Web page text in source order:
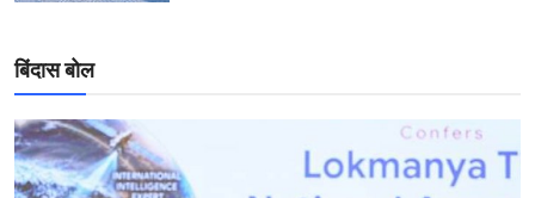
बिंदास बोल